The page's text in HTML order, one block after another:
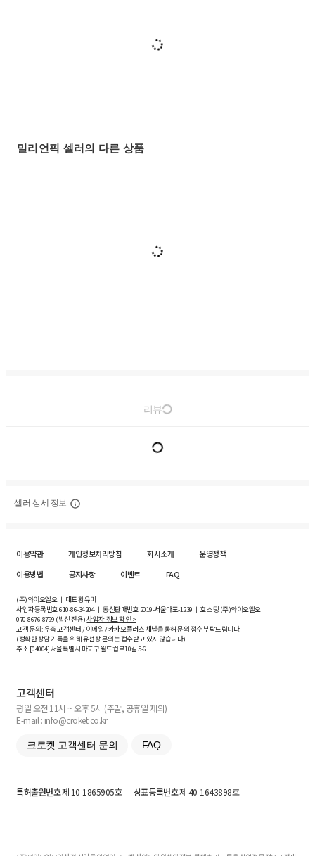
밀리언픽 셀러의 다른 상품
리뷰
셀러 상세 정보
이용약관 개인정보처리방침 회사소개
운영정책
이용방법
공지사항 이벤트 FAQ
(주)와이오엘오 ㅣ 대표 황유미
사업자등록번호610-86-34204ㅣ 통신판매번호 2019-서울마포-1239 ㅣ 호스팅 (주)와이오엘오
070-8676-8799 (발신 전용)사업자 정보 확인 >
고객 문의: 우측 고객센터 / 이메일 / 카카오플러스 채널을 통해 문의 접수 부탁드립니다.
(정확한 상담 기록을 위해 유선상 문의는 접수받고 있지 않습니다)
주소 [04004] 서울특별시 마포구 월드컵로10길5-6
고객센터
평일 오전 11시 ~ 오후 5시 (주말, 공휴일 제외)
E-mail : info@croket.co.kr
크로켓 고객센터 문의 FAQ
특허출원번호제 10-1865905호 상표등록번호제 40-1643898호